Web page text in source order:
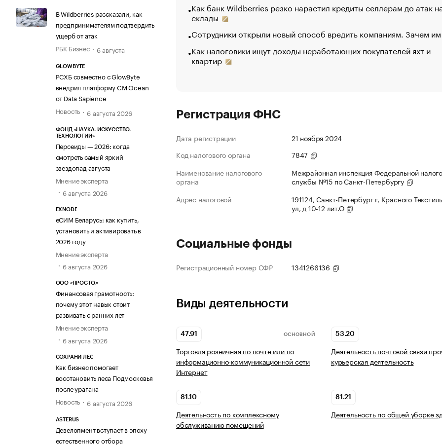
В Wildberries рассказали, как
предпринимателям подтвердить
ущерб от атак
РБК Бизнес
6 августа
GLOWBYTE
РСХБ совместно с GlowByte
внедрил платформу CM Ocean
от Data Sapience
Новость
6 августа 2026
ФОНД «НАУКА. ИСКУССТВО.
ТЕХНОЛОГИИ»
Персеиды — 2026: когда
смотреть самый яркий
звездопад августа
Мнение эксперта
6 августа 2026
EXNODE
еСИМ Беларусь: как купить,
установить и активировать в
2026 году
Мнение эксперта
6 августа 2026
ООО «ПРОСТО.»
Финансовая грамотность:
почему этот навык стоит
развивать с ранних лет
Мнение эксперта
6 августа 2026
СОХРАНИ ЛЕС
Как бизнес помогает
восстановить леса Подмосковья
после урагана
Новость
6 августа 2026
ASTERUS
Девелопмент вступает в эпоху
естественного отбора
Как банк Wildberries резко нарастил кредиты селлерам до атак
склады
Сотрудники открыли новый способ вредить компаниям. Зачем
Как налоговики ищут доходы неработающих покупателей яхт и
квартир
Регистрация ФНС
Дата регистрации
21 ноября 2024
Код налогового органа
7847
Наименование налогового
органа
Межрайонная инспекция Федеральной
службы №15 по Санкт-Петербургу
Адрес налоговой
191124, Санкт-Петербург г, Красного
ул, д 10-12 лит.О
Социальные фонды
Регистрационный номер СФР 1341266136
Виды деятельности
47.91 ОСНОВНОЙ
Торговля розничная по почте или по
информационно-коммуникационной сети
Интернет
53.20
Деятельность почтовой связи
курьерская деятельность
81.10
Деятельность по комплексному
обслуживанию помещений
81.21
Деятельность по общей уборке